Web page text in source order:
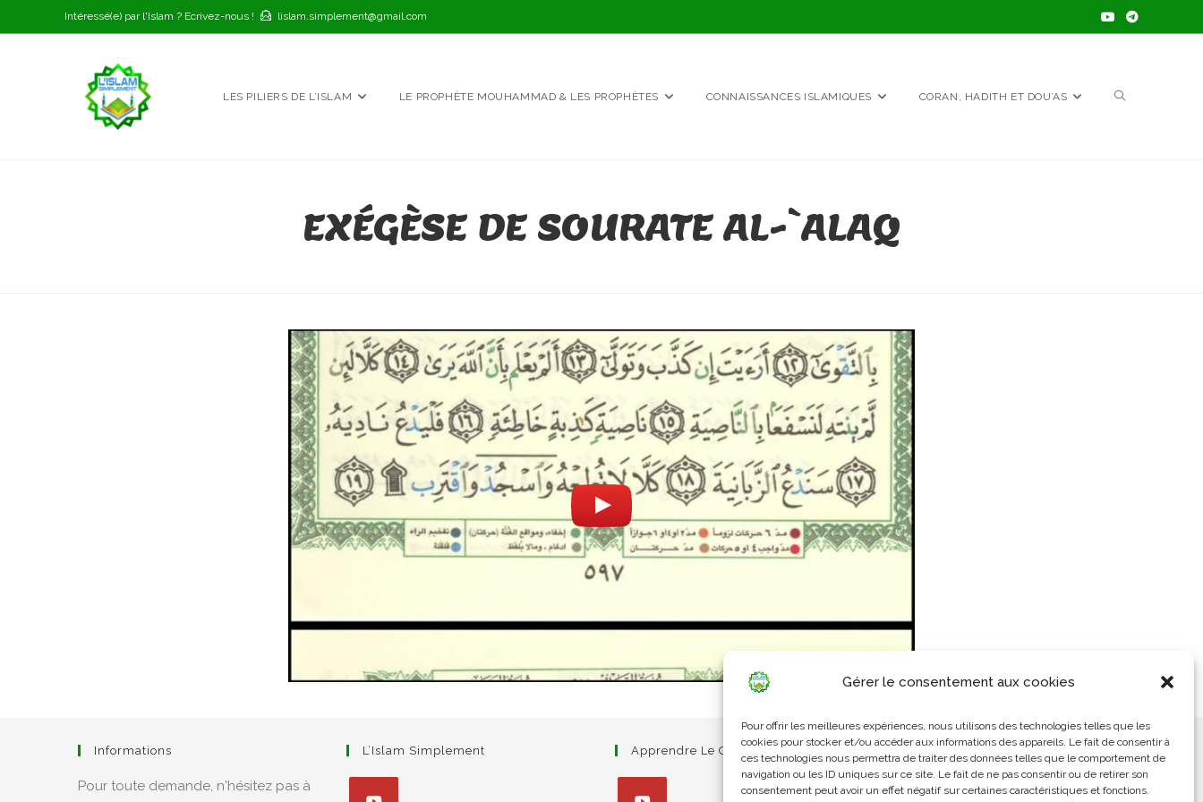
Gérer le consentement aux cookies
Pour offrir les meilleures expériences, nous utilisons des technologies telles que les
cookies pour stocker et/ou accéder aux informations des appareils. Le fait de consentir à
ces technologies nous permettra de traiter des données telles que le comportement de
navigation ou les ID uniques sur ce site. Le fait de ne pas consentir ou de retirer son
consentement peut avoir un effet négatif sur certaines caractéristiques et fonctions.
to
Intéressé(e) par l'Islam ? Ecrivez-nous ! lislam.simplement@gmail.com
LES PILIERS DE L’ISLAM LE PROPHÈTE MOUHAMMAD & LES PROPHÈTES CONNAISSANCES ISLAMIQUES CORAN, HADITH ET DOU’AS TOGGLE
EXÉGÈSE DE SOURATE AL-`ALAQ
Informations
Pour toute demande, n'hésitez pas à
L’Islam Simplement Apprendre Le Coran Simplement